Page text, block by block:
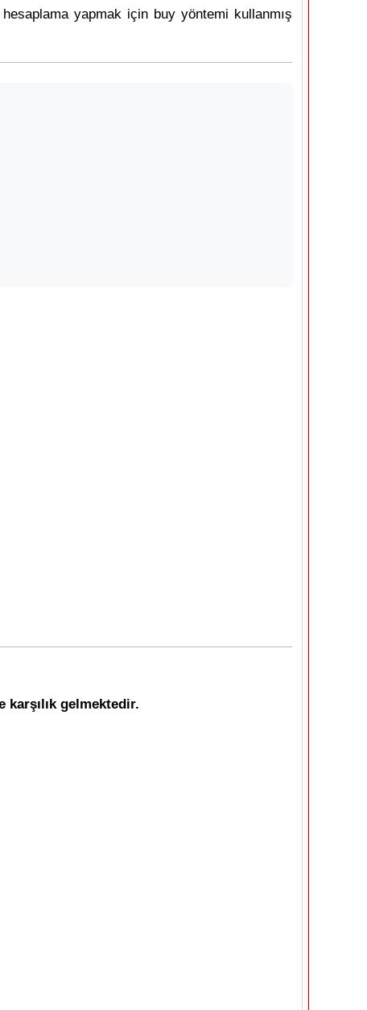
yapmak için buy yöntemi kullanmış
karşılık gelmektedir.